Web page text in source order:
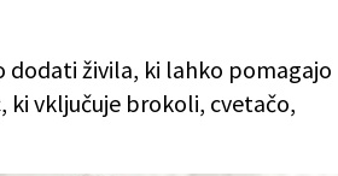
dodati živila, ki lahko pomagajo
ki vključuje brokoli, cvetačo,